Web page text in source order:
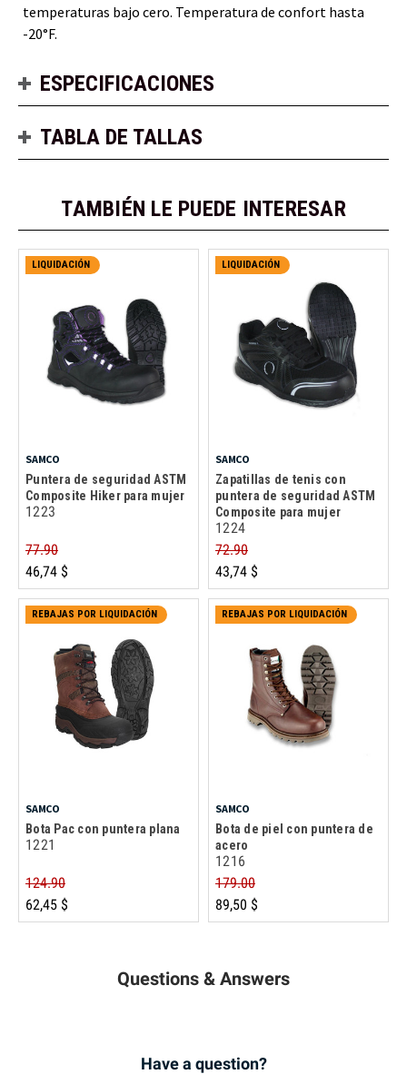
temperaturas bajo cero. Temperatura de confort hasta
-20°F.
ESPECIFICACIONES
TABLA DE TALLAS
TAMBIÉN LE PUEDE INTERESAR
LIQUIDACIÓN
SAMCO
Puntera de seguridad ASTM
Composite Hiker para mujer
1223
77.90
46,74 $
LIQUIDACIÓN
SAMCO
Zapatillas de tenis con
puntera de seguridad ASTM
Composite para mujer
1224
72.90
43,74 $
REBAJAS POR LIQUIDACIÓN
SAMCO
Bota Pac con puntera plana
1221
124.90
62,45 $
REBAJAS POR LIQUIDACIÓN
SAMCO
Bota de piel con puntera de
acero
1216
179.00
89,50 $
Questions & Answers
Have a question?